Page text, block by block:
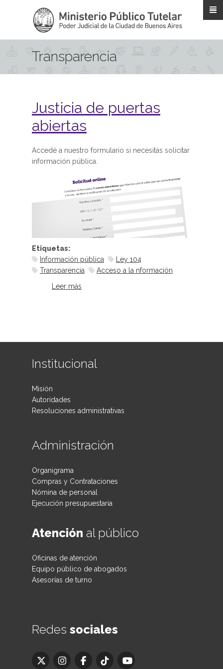
Transparencia
Justicia de puertas
abiertas
Accedé a nuestro formulario si necesitás solicitar
información pública.
Etiquetas:
Información pública
Ley 104
Transparencia
Acceso a la nformación
Leer más
Institucional
Misión
Autoridades
Resoluciones administrativas
Administración
Organigrama
Compras y Contrataciones
Nómina de personal
Ejecución presupuestaria
Atención al público
Oficinas de atención
Equipo público de abogados
Asesorías de turno
Redes sociales